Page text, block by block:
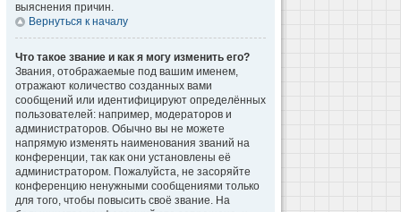
выяснения причин.
Вернуться к началу
Что такое звание и как я могу изменить его?
Звания, отображаемые под вашим именем,
отражают количество созданных вами
сообщений или идентифицируют определённых
пользователей: например, модераторов и
администраторов. Обычно вы не можете
напрямую изменять наименования званий на
конференции, так как они установлены её
администратором. Пожалуйста, не засоряйте
конференцию ненужными сообщениями только
для того, чтобы повысить своё звание. На